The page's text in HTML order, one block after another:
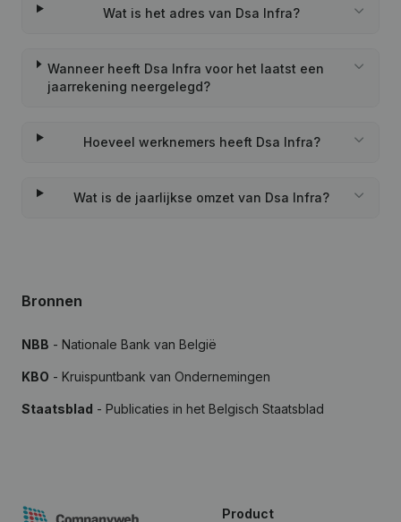
Wat is het adres van Dsa Infra?
Wanneer heeft Dsa Infra voor het laatst een
jaarrekening neergelegd?
Hoeveel werknemers heeft Dsa Infra?
Wat is de jaarlijkse omzet van Dsa Infra?
Bronnen
NBB - Nationale Bank van België
KBO - Kruispuntbank van Ondernemingen
Staatsblad - Publicaties in het Belgisch Staatsblad
Product